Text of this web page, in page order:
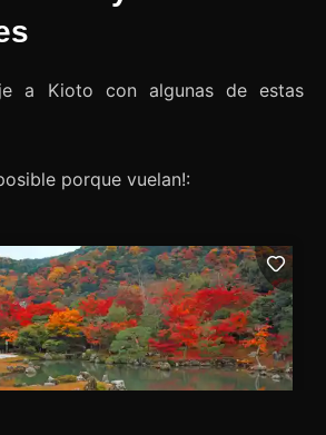
a Kioto con algunas de estas
porque vuelan!: